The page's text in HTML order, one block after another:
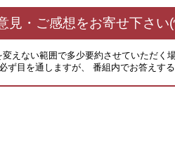
見・ご感想をお寄せ下さい
えない範囲で多少要約させていただく
目を通しますが、 番組内でお答えす